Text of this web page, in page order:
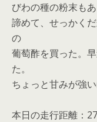
びわの種の粉末も
諦めて、せっかく
の
葡萄酢を買った。
た。
ちょっと甘みが強
本日の走行距離：